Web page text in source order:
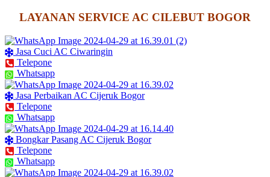
LAYANAN SERVICE AC CILEBUT BOGOR
Jasa Cuci AC Ciwaringin
Telepone
Whatsapp
Jasa Perbaikan AC Cijeruk Bogor
Telepone
Whatsapp
Bongkar Pasang AC Cijeruk Bogor
Telepone
Whatsapp